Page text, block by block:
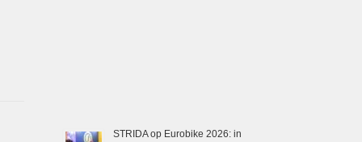
STRIDA op Eurobike 2026: in